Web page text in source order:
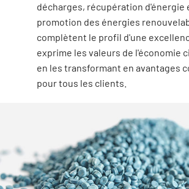
décharges, récupération d'énergie
promotion des énergies
complètent le profil d'une
exprime les valeurs de l'économie
en les transformant en avantages
pour tous les clients.